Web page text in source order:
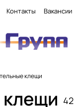
Контакты Вакансии
клещи
42